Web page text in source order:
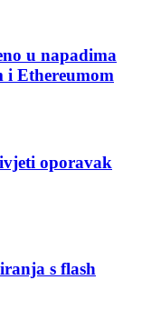
u napadima
i Ethereumom
oporavak
s flash